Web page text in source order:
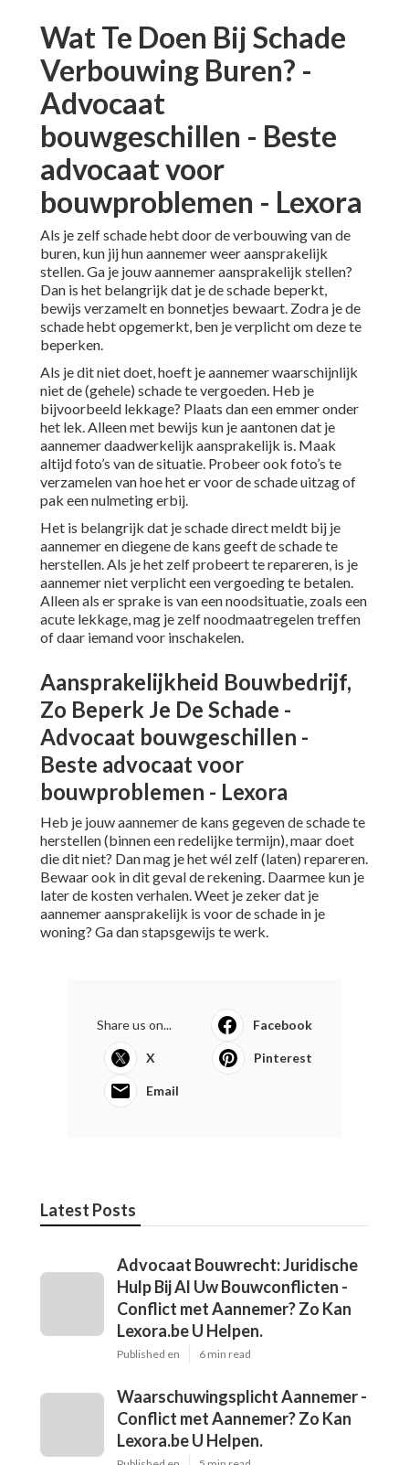
Wat Te Doen Bij Schade
Verbouwing Buren? -
Advocaat
bouwgeschillen - Beste
advocaat voor
bouwproblemen - Lexora
Als je zelfschade hebt door de verbouwing van de
buren, kun jij hun aannemer weer aansprakelijk
stellen. Ga je jouw aannemer aansprakelijk stellen?
Dan is het belangrijk dat je de schade beperkt,
bewijs verzamelt en bonnetjes bewaart. Zodra je de
schade hebt opgemerkt, ben je verplicht om deze te
beperken.
Als je dit niet doet, hoeft je aannemer waarschijnlijk
niet de (gehele) schade te vergoeden. Heb je
bijvoorbeeld lekkage? Plaats dan een emmer onder
het lek. Alleen met bewijs kun je aantonen dat je
aannemer daadwerkelijk aansprakelijk is. Maak
altijd foto’s van de situatie. Probeer ook foto’s te
verzamelen van hoe het er voor de schade uitzag of
pak een nulmeting erbij.
Het is belangrijk dat je schade direct meldt bij je
aannemer en diegene de kans geeft de schade te
herstellen. Als je het zelf probeert te repareren, is je
aannemer niet verplicht een vergoeding te betalen.
Alleen als er sprake is van een noodsituatie, zoals een
acute lekkage, mag je zelf noodmaatregelen treffen
of daar iemand voor inschakelen.
Aansprakelijkheid Bouwbedrijf,
Zo Beperk Je De Schade -
Advocaat bouwgeschillen -
Beste advocaat voor
bouwproblemen - Lexora
Heb je jouw aannemer de kans gegeven de schade te
herstellen (binnen een redelijke termijn), maar doet
die dit niet? Dan mag je het wél zelf (laten) repareren.
Bewaar ook in dit geval de rekening. Daarmee kun je
later de kosten verhalen. Weet je zeker dat je
aannemer aansprakelijk is voor de schade in je
woning? Ga dan stapsgewijs te werk.
Share us on... Facebook
X Pinterest
Email
Latest Posts
Advocaat Bouwrecht: Juridische
Hulp Bij Al Uw Bouwconflicten -
Conflict met Aannemer? Zo Kan
Lexora.be U Helpen.
Published en 6 min read
Waarschuwingsplicht Aannemer -
Conflict met Aannemer? Zo Kan
Lexora.be U Helpen.